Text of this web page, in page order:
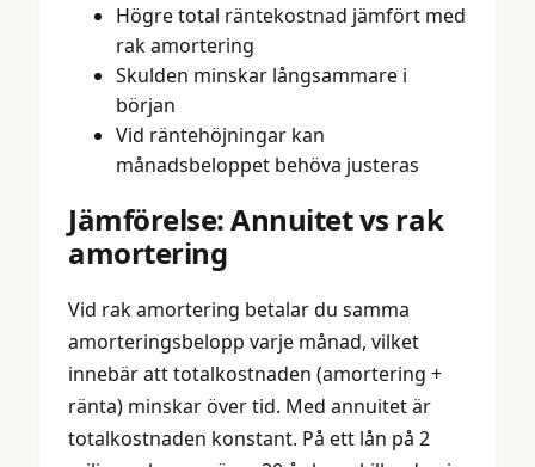
Högre total räntekostnad jämfört med
rak amortering
Skulden minskar långsammare i
början
Vid räntehöjningar kan
månadsbeloppet behöva justeras
Jämförelse: Annuitet vs rak
amortering
Vid rak amortering betalar du samma
amorteringsbelopp varje månad, vilket
innebär att totalkostnaden (amortering +
ränta) minskar över tid. Med annuitet är
totalkostnaden konstant. På ett lån på 2